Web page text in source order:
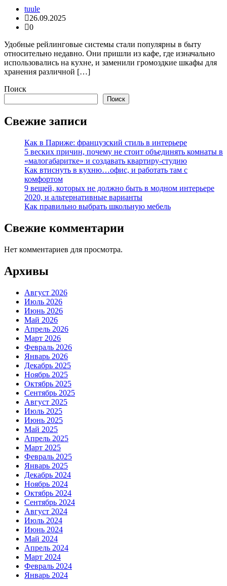
tuule
26.09.2025
0
Удобные рейлинговые системы стали популярны в быту
относительно недавно. Они пришли из кафе, где изначально
использовались на кухне, и заменили громоздкие шкафы для
хранения различной […]
Поиск
Поиск
Свежие записи
Как в Париже: французский стиль в интерьере
5 веских причин, почему не стоит объединять комнаты в
«малогабаритке» и создавать квартиру-студию
Как втиснуть в кухню…офис, и работать там с
комфортом
9 вещей, которых не должно быть в модном интерьере
2020, и альтернативные варианты
Как правильно выбрать школьную мебель
Свежие комментарии
Нет комментариев для просмотра.
Архивы
Август 2026
Июль 2026
Июнь 2026
Май 2026
Апрель 2026
Март 2026
Февраль 2026
Январь 2026
Декабрь 2025
Ноябрь 2025
Октябрь 2025
Сентябрь 2025
Август 2025
Июль 2025
Июнь 2025
Май 2025
Апрель 2025
Март 2025
Февраль 2025
Январь 2025
Декабрь 2024
Ноябрь 2024
Октябрь 2024
Сентябрь 2024
Август 2024
Июль 2024
Июнь 2024
Май 2024
Апрель 2024
Март 2024
Февраль 2024
Январь 2024